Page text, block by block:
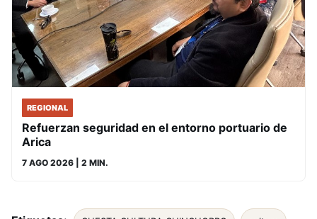
REGIONAL
Refuerzan seguridad en el entorno portuario de
Arica
7 AGO 2026 | 2 MIN.